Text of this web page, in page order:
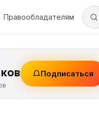
Правообладателям
Подписаться